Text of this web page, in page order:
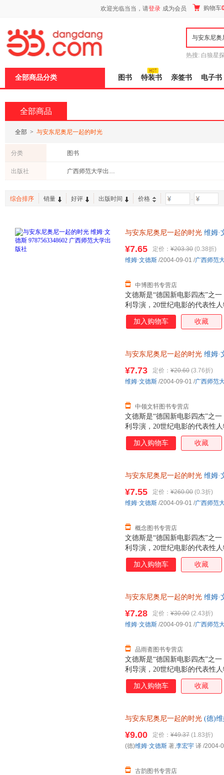
欢迎光临当当，请登录 成为会员 购物车
热搜: 白狼星
全部商品分类 图书 特装书 亲签书 电子书
全部商品
全部 > 与安东尼奥尼一起的时光
分类 图书
出版社 广西师范大学出版社
综合排序 销量 好评 出版时间 价格 -
与安东尼奥尼一起的时光 维姆·
文德斯是“德国新电影四杰”之
利导演，20世纪电影的代表性
近30部影片，其中《奇遇》、
作品已成为电影史上的经典。
文德斯在这部电影拍摄期间所
程。这是一本电影大师写电影
论，而是两位大师合作过程的
¥7.65 定价： ¥203.30 (0.38折)
中博图书专营店
维姆·文德斯 /2004-09-01 /广西师范
加入购物车 收藏
与安东尼奥尼一起的时光 维姆·
文德斯是“德国新电影四杰”之
利导演，20世纪电影的代表性
近30部影片，其中《奇遇》、
作品已成为电影史上的经典。
文德斯在这部电影拍摄期间所
程。这是一本电影大师写电影
论，而是两位大师合作过程的
¥7.73 定价： ¥20.60 (3.76折)
中领文轩图书专营店
维姆·文德斯 /2004-09-01 /广西师范
加入购物车 收藏
与安东尼奥尼一起的时光 维姆·
文德斯是“德国新电影四杰”之
利导演，20世纪电影的代表性
近30部影片，其中《奇遇》、
作品已成为电影史上的经典。
文德斯在这部电影拍摄期间所
程。这是一本电影大师写电影
论，而是两位大师合作过程的
¥7.55 定价： ¥260.00 (0.3折)
概念图书专营店
维姆·文德斯 /2004-09-01 /广西师范
加入购物车 收藏
与安东尼奥尼一起的时光 维姆·
文德斯是“德国新电影四杰”之
利导演，20世纪电影的代表性
近30部影片，其中《奇遇》、
作品已成为电影史上的经典。
文德斯在这部电影拍摄期间所
程。这是一本电影大师写电影
论，而是两位大师合作过程的
¥7.28 定价： ¥30.00 (2.43折)
品雨斋图书专营店
维姆·文德斯 /2004-09-01 /广西师范
加入购物车 收藏
与安东尼奥尼一起的时光 (德)
¥9.00 定价： ¥49.37 (1.83折)
古韵图书专营店
(德)维姆·文德斯 著,李宏宇 译 /2004-
页
加